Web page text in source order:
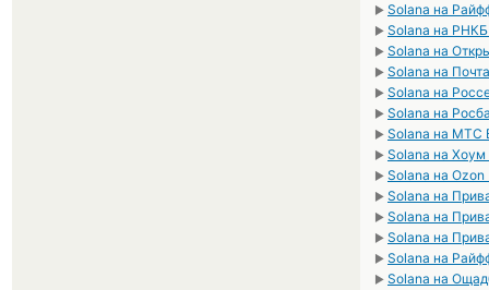
► Solana на
► Solana на РНКБ
► Solana на
► Solana на
► Solana на
► Solana на
► Solana на МТС
► Solana на Хоум
► Solana на Ozon
► Solana на
► Solana на
► Solana на
► Solana на
► Solana на